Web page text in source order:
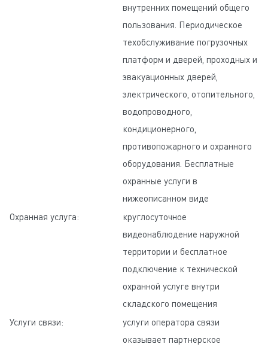
внутренних помещений общего
пользования. Периодическое
техобслуживание погрузочных
платформ и дверей, проходных и
эвакуационных дверей,
электрического, отопительного,
водопроводного,
кондиционерного,
противопожарного и охранного
оборудования. Бесплатные
охранные услуги в
нижеописанном виде
Охранная услуга:
круглосуточное
видеонаблюдение наружной
территории и бесплатное
подключение к технической
охранной услуге внутри
складского помещения
Услуги связи:
услуги оператора связи
оказывает партнерское